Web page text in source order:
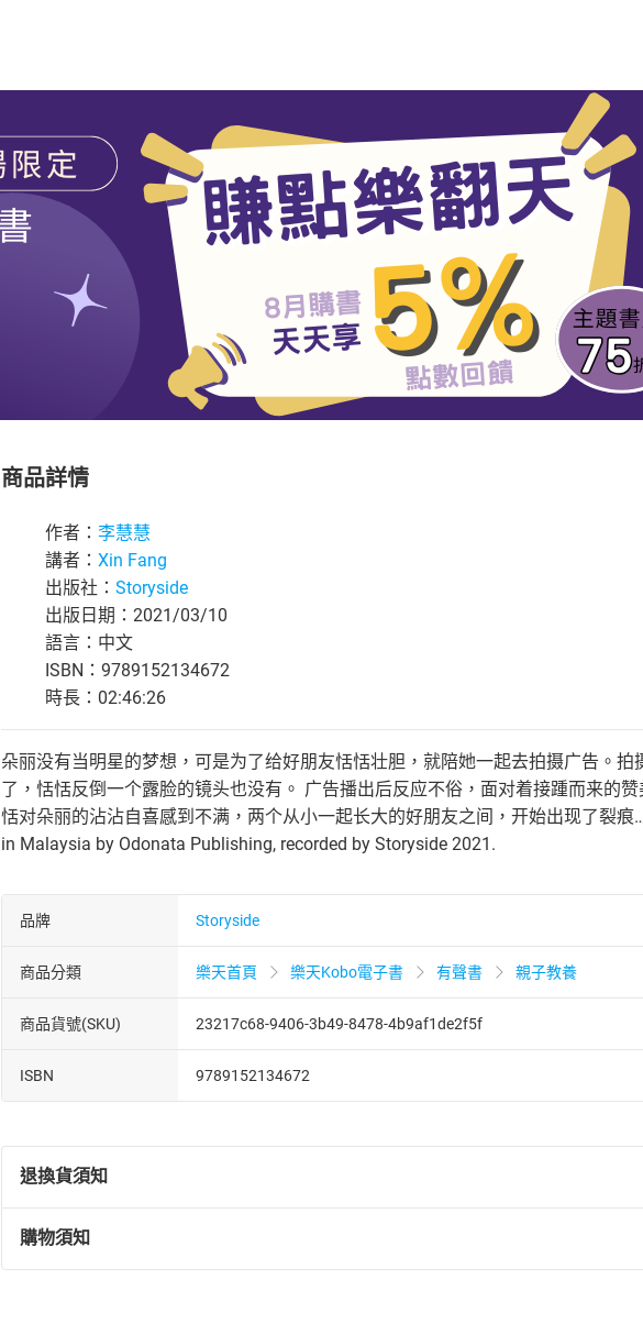
商品詳情
作者： 李慧慧
講者： Xin Fang
出版社： Storyside
出版日期：2021/03/10
語言：中文
ISBN：9789152134672
時長：02:46:26
朵丽没有当明星的梦想，可是为了给好朋友恬恬壮胆，就陪她一起去拍摄广告。
了，恬恬反倒一个露脸的镜头也没有。 广告播出后反应不俗，面对着接踵而来的
恬对朵丽的沾沾自喜感到不满，两个从小一起长大的好朋友之间，开始出现了裂
in Malaysia by Odonata Publishing, recorded by Storyside 2021.
品牌 Storyside
商品分類 樂天首頁 樂天Kobo電子書 有聲書 親子教養
商品貨號(SKU) 23217c68-9406-3b49-8478-4b9af1de2f5f
ISBN 9789152134672
退換貨須知
退換貨規定：
(一)依消費者保護法第19條第1項後段暨通訊交易解除權合理例外情事適用
購物須知